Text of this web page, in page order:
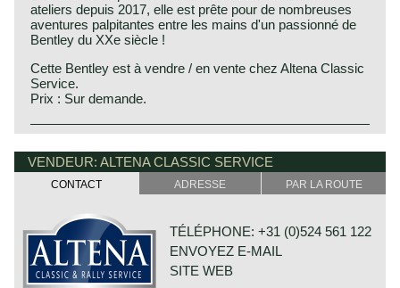
ateliers depuis 2017, elle est prête pour de nombreuses
aventures palpitantes entre les mains d'un passionné de
Bentley du XXe siècle !
Cette Bentley est à vendre / en vente chez Altena Classic
Service.
Prix : Sur demande.
This Bentley is a unique custom built special of which we
to us are stated in the description of the automobile.
Bentley history 1919 - 1931
The famous Bentley make, erected by Mr. W.O. Bentley,
existed as a independent firm for only twelve years (1919-
1931) before the proud firm was taken over by the Rolls
years were filled with racing successes and many
important victories. The Bentley name as manufacturer of
large, heavy, powerful and rugged sports cars has been
imprinted in the human mind since the "roaring" 1920ies.
VENDEUR: ALTENA CLASSIC SERVICE
CONTACT ADRESSE PAR LA ROUTE
TÉLÉPHONE: +31 (0)524 561 122
ENVOYEZ E-MAIL
SITE WEB